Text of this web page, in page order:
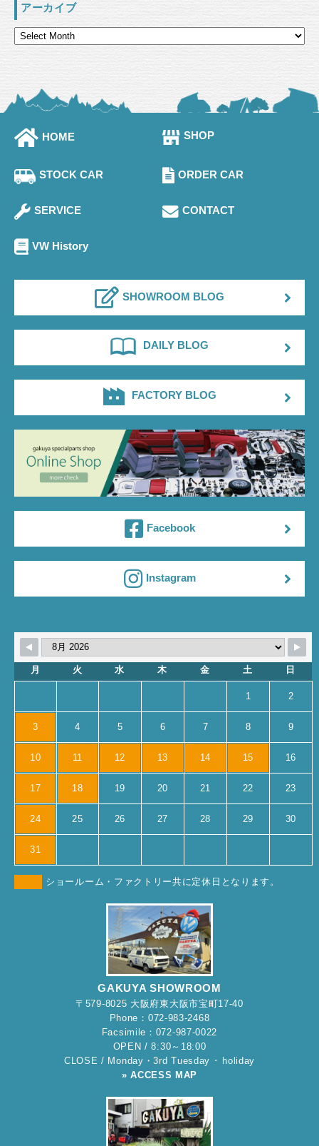
アーカイブ
HOME SHOP
STOCK CAR ORDER CAR
SERVICE CONTACT
VW History
Facebook
Instagram
SHOWROOM BLOG
DAILY BLOG
FACTORY BLOG
月 火 水 木 金 土 日
1 2
3 4 5 6 7 8 9
10 11 12 13 14 15 16
17 18 19 20 21 22 23
24 25 26 27 28 29 30
31
ショールーム・ファクトリー共に定休日となります。
GAKUYA SHOWROOM
〒579-8025 大阪府東大阪市宝町17-40
Phone：072-983-2468
Facsimile：072-987-0022
OPEN / 8:30～18:00
CLOSE / Monday・3rd Tuesday ･ holiday
» ACCESS MAP